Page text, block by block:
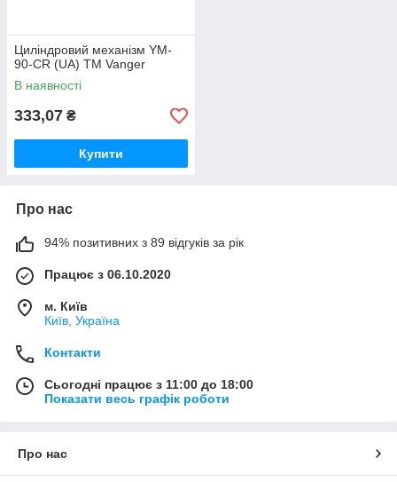
Циліндровий механізм YM-
90-CR (UA) ТМ Vanger
В наявності
333,07 ₴
Купити
Про нас
94% позитивних з 89 відгуків за рік
Працює з 06.10.2020
м. Київ
Київ, Україна
Контакти
Сьогодні працює з 11:00 до 18:00
Показати весь графік роботи
Про нас